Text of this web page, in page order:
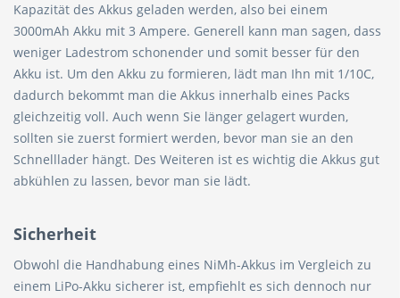
Kapazität des Akkus geladen werden, also bei einem
3000mAh Akku mit 3 Ampere. Generell kann man sagen, dass
weniger Ladestrom schonender und somit besser für den
Akku ist. Um den Akku zu formieren, lädt man Ihn mit 1/10C,
dadurch bekommt man die Akkus innerhalb eines Packs
gleichzeitig voll. Auch wenn Sie länger gelagert wurden,
sollten sie zuerst formiert werden, bevor man sie an den
Schnelllader hängt. Des Weiteren ist es wichtig die Akkus gut
abkühlen zu lassen, bevor man sie lädt.
Sicherheit
Obwohl die Handhabung eines NiMh-Akkus im Vergleich zu
einem LiPo-Akku sicherer ist, empfiehlt es sich dennoch nur